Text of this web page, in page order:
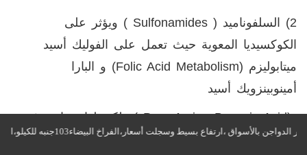
2) السلفوناميد ( Sulfonamides ) ويؤثر على
الكوكسيديا المعوية حيث تعمل على الفوليك أسيد
ميتابوليزم (folic Acid Metabolism) و البارا
أمينوبينزويك أسيد
( Para Amino Benzoic Acid)ولكن لها محاذير في
الإستعمال حيث لا يتم استخدامها في البياض ولا أمهات